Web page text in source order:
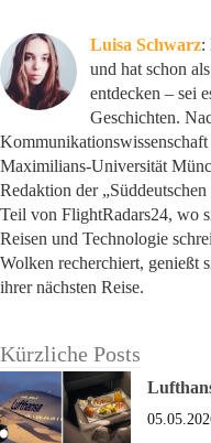
Luisa Schwarz:
und hat schon
entdecken – sei
Geschichten.
Maximilians-Universität
Redaktion der
Teil von FlightRadars24, wo
Reisen und Technologie
Wolken recherchiert, genießt
ihrer nächsten Reise.
Kürzliche Posts